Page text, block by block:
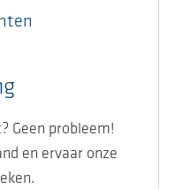
Geen probleem!
en ervaar onze